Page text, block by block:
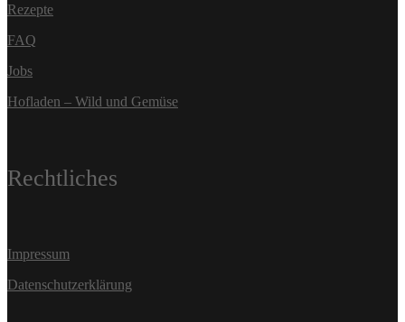
Rezepte
FAQ
Jobs
Hofladen – Wild und Gemüse
Rechtliches
Impressum
Datenschutzerklärung